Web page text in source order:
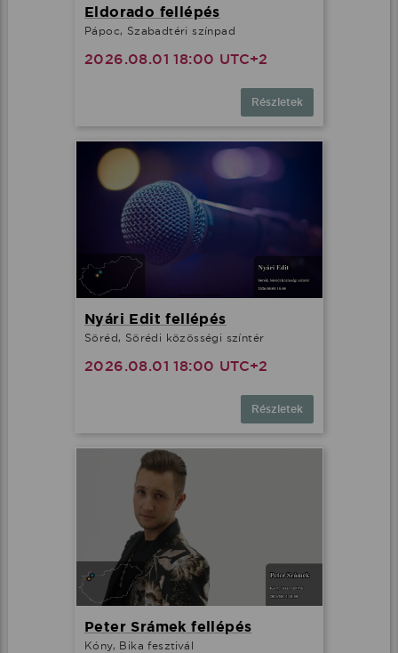
Eldorado fellépés
Pápoc, Szabadtéri színpad
2026.08.01 18:00 UTC+2
Részletek
Nyári Edit fellépés
Söréd, Sörédi közösségi színtér
2026.08.01 18:00 UTC+2
Részletek
Peter Srámek fellépés
Kóny, Bika fesztivál